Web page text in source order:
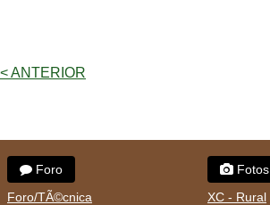
< ANTERIOR
Foro
Foro/TÃ©cnica
Fotos
XC - Rural